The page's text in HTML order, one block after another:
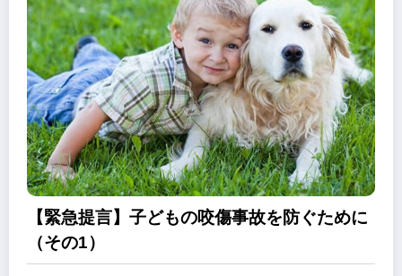
【緊急提言】子どもの咬傷事故を防ぐために
（その1）